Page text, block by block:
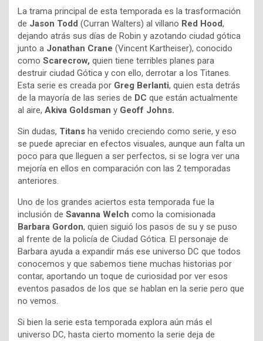
La trama principal de esta temporada es la trasformación
de Jason Todd (Curran Walters) al villano Red Hood,
dejando atrás sus días de Robin y azotando ciudad gótica
junto a Jonathan Crane (Vincent Kartheiser), conocido
como Scarecrow, quien tiene terribles planes para
destruir ciudad Gótica y con ello, derrotar a los Titanes.
Esta serie es creada por Greg Berlanti, quien esta detrás
de la mayoría de las series de DC que están actualmente
al aire, Akiva Goldsman y Geoff Johns.
Sin dudas, Titans ha venido creciendo como serie, y eso
se puede apreciar en efectos visuales, aunque aun falta un
poco para que lleguen a ser perfectos, si se logra ver una
mejoría en ellos en comparación con las 2 temporadas
anteriores.
Uno de los grandes aciertos esta temporada fue la
inclusión de Savanna Welch como la comisionada
Barbara Gordon, quien siguió los pasos de su y se puso
al frente de la policía de Ciudad Gótica. El personaje de
Barbara ayuda a expandir más ese universo DC que todos
conocemos y que sabemos tiene muchas historias por
contar, aportando un toque de curiosidad por ver esos
eventos pasados de los que se hablan en la serie pero que
no vemos.
Si bien la serie esta temporada explora aún más el
universo DC, hasta cierto momento la serie deja de